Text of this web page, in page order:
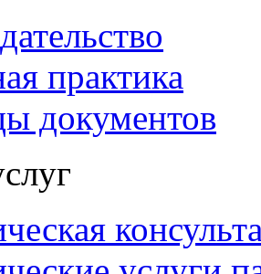
практика
документов